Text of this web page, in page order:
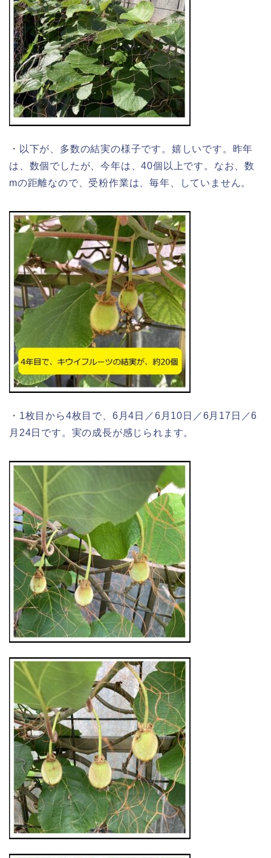
・以下が、多数の結実の様子です。嬉しいです。昨年
は、数個でしたが、今年は、40個以上です。なお、数
mの距離なので、受粉作業は、毎年、していません。
・1枚目から4枚目で、6月4日／6月10日／6月17日／6
月24日です。実の成長が感じられます。